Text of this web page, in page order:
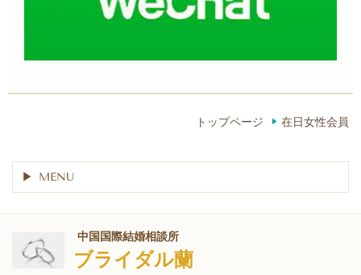
トップページ 在日女性会員
MENU
中国国際結婚相談所
ブライダル蘭